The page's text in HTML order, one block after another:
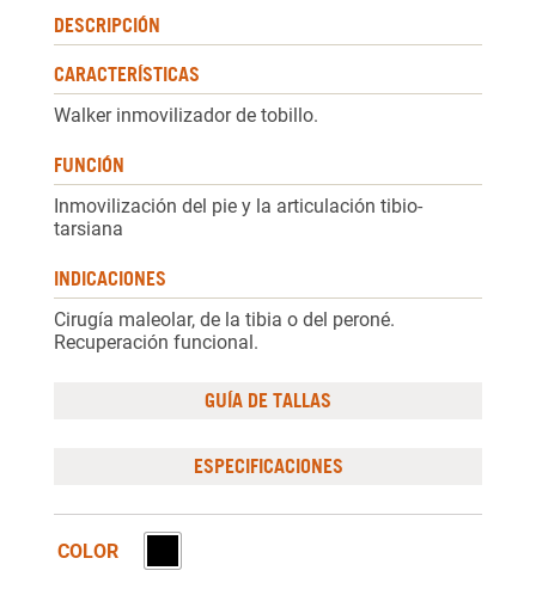
DESCRIPCIÓN
CARACTERÍSTICAS
Walker inmovilizador de tobillo.
FUNCIÓN
Inmovilización del pie y la articulación tibio-
tarsiana
INDICACIONES
Cirugía maleolar, de la tibia o del peroné.
Recuperación funcional.
GUÍA DE TALLAS
ESPECIFICACIONES
COLOR